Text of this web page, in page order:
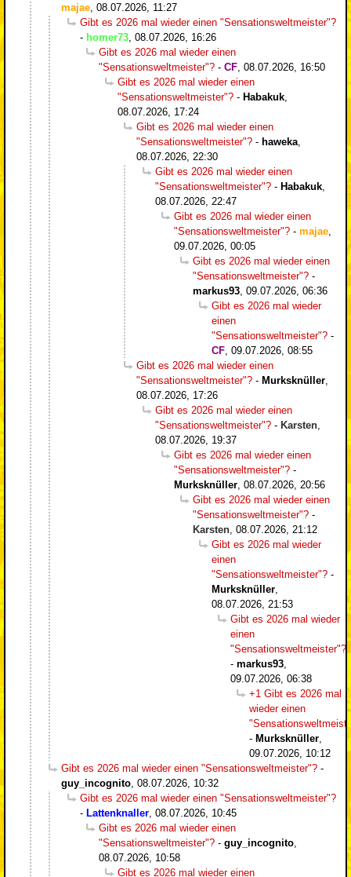
majae 08.07.2026, 11:27
Gibt es 2026 mal wieder einen "Sensationsweltmeister"?
- homer73 08.07.2026, 16:26
Gibt es 2026 mal wieder einen
"Sensationsweltmeister"? - CF 08.07.2026, 16:50
Gibt es 2026 mal wieder einen
"Sensationsweltmeister"? - Habakuk
08.07.2026, 17:24
Gibt es 2026 mal wieder einen
"Sensationsweltmeister"? - haweka
08.07.2026, 22:30
Gibt es 2026 mal wieder einen
"Sensationsweltmeister"? - Habakuk
08.07.2026, 22:47
Gibt es 2026 mal wieder einen
"Sensationsweltmeister"? - majae
09.07.2026, 00:05
Gibt es 2026 mal wieder einen
"Sensationsweltmeister"? -
markus93 09.07.2026, 06:36
Gibt es 2026 mal wieder
einen
"Sensationsweltmeister"? -
CF 09.07.2026, 08:55
Gibt es 2026 mal wieder einen
"Sensationsweltmeister"? - Murksknüller
08.07.2026, 17:26
Gibt es 2026 mal wieder einen
"Sensationsweltmeister"? - Karsten
08.07.2026, 19:37
Gibt es 2026 mal wieder einen
"Sensationsweltmeister"? -
Murksknüller 08.07.2026, 20:56
Gibt es 2026 mal wieder einen
"Sensationsweltmeister"? -
Karsten 08.07.2026, 21:12
Gibt es 2026 mal wieder
einen
"Sensationsweltmeister"? -
Murksknüller
08.07.2026, 21:53
Gibt es 2026 mal wieder
einen
"Sensationsweltmeister"?
- markus93
09.07.2026, 06:38
+1 Gibt es 2026 mal
wieder einen
- Murksknüller
09.07.2026, 10:12
Gibt es 2026 mal wieder einen "Sensationsweltmeister"? -
guy_incognito 08.07.2026, 10:32
Gibt es 2026 mal wieder einen "Sensationsweltmeister"?
- Lattenknaller 08.07.2026, 10:45
Gibt es 2026 mal wieder einen
"Sensationsweltmeister"? - guy_incognito
08.07.2026, 10:58
Gibt es 2026 mal wieder einen